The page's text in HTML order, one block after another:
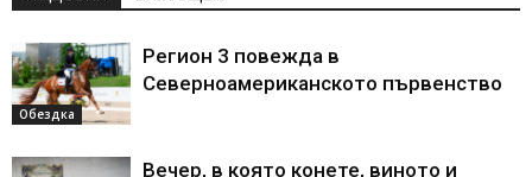
Обездка
Регион 3 повежда в
Северноамериканското първенство
Вечер, в която конете, виното и